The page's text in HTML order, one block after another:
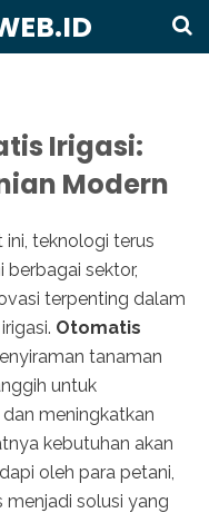
Irigasi:
Modern
ini, teknologi terus
sektor,
terpenting dalam
Otomatis
tanaman
untuk
meningkatkan
kebutuhan akan
oleh para petani,
solusi yang